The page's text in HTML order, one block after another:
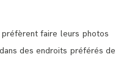
faire leurs photos
des endroits préférés de